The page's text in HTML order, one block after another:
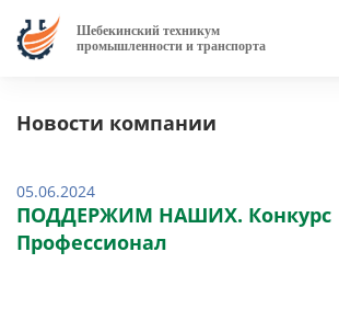
Шебекинский техникум
промышленности и транспорта
Новости компании
05.06.2024
ПОДДЕРЖИМ НАШИХ. Конкурс
Профессионал